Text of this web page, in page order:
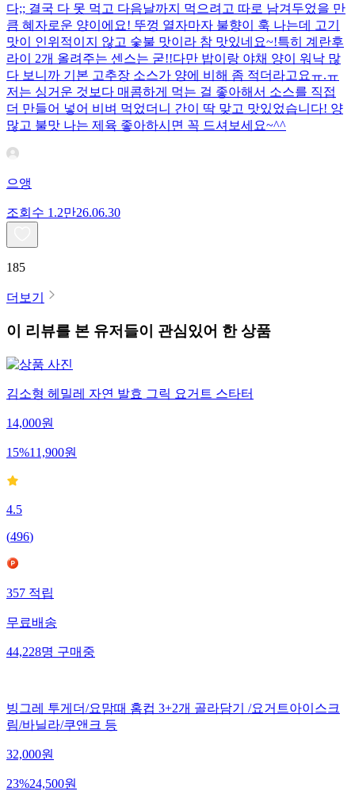
다;; 결국 다 못 먹고 다음날까지 먹으려고 따로 남겨두었을 만
큼 혜자로운 양이에요! 뚜껑 열자마자 불향이 훅 나는데 고기
맛이 인위적이지 않고 숯불 맛이라 참 맛있네요~!특히 계란후
라이 2개 올려주는 센스는 굳!! ​다만 밥이랑 야채 양이 워낙 많
다 보니까 기본 고추장 소스가 양에 비해 좀 적더라고요ㅠ.ㅠ
저는 싱거운 것보다 매콤하게 먹는 걸 좋아해서 소스를 직접
더 만들어 넣어 비벼 먹었더니 간이 딱 맞고 맛있었습니다! 양
많고 불맛 나는 제육 좋아하시면 꼭 드셔보세요~^^
으앵
조회수 1.2만26.06.30
185
더보기
이 리뷰를 본 유저들이 관심있어 한 상품
김소형 헤밀레 자연 발효 그릭 요거트 스타터
14,000원
15%11,900원
4.5
(496)
357 적립
무료배송
44,228명 구매중
빙그레 투게더/요맘때 홈컵 3+2개 골라담기 /요거트아이스크
림/바닐라/쿠앤크 등
32,000원
23%24,500원